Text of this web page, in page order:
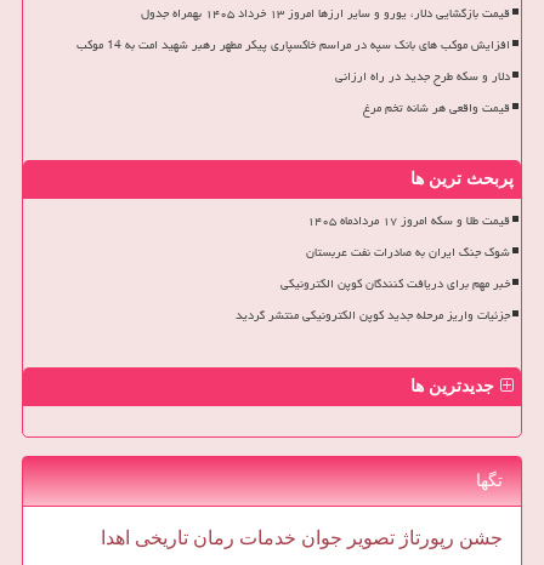
قیمت بازگشایی دلار، یورو و سایر ارزها امروز ۱۳ خرداد ۱۴۰۵ بهمراه جدول
افزایش موکب های بانک سپه در مراسم خاکسپاری پیکر مطهر رهبر شهید امت به 14 موکب
دلار و سکه طرح جدید در راه ارزانی
قیمت واقعی هر شانه تخم مرغ
پربحث ترین ها
قیمت طلا و سکه امروز ۱۷ مردادماه ۱۴۰۵
شوک جنگ ایران به صادرات نفت عربستان
خبر مهم برای دریافت کنندگان کوپن الکترونیکی
جزئیات واریز مرحله جدید کوپن الکترونیکی منتشر گردید
جدیدترین ها
تگها
جشن رپورتاژ تصویر جوان خدمات رمان تاریخی اهدا